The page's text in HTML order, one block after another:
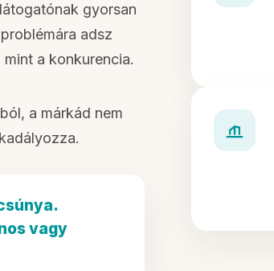
gyorsan
adsz
a konkurencia.
a márkád nem
vagy